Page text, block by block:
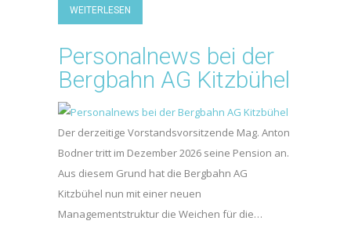
WEITERLESEN
Personalnews bei der
Bergbahn AG Kitzbühel
Der derzeitige Vorstandsvorsitzende Mag. Anton
Bodner tritt im Dezember 2026 seine Pension an.
Aus diesem Grund hat die Bergbahn AG
Kitzbühel nun mit einer neuen
Managementstruktur die Weichen für die…